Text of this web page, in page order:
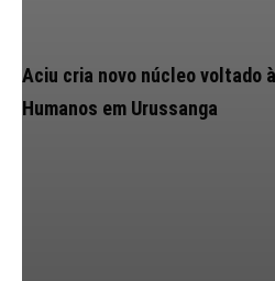
Aciu cria novo núcleo voltado
Humanos em Urussanga